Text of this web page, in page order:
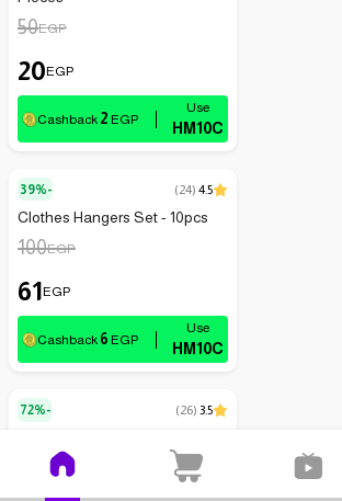
50EGP
20EGP
Cashback 2 EGP HM10C
39%- (24) 4.5
Clothes Hangers Set - 10pcs
100EGP
61EGP
Cashback 6 EGP HM10C
72%- (26) 3.5
Cover
185